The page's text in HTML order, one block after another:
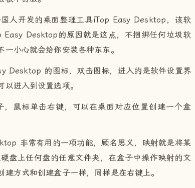
人开发的桌面整理工具iTop Easy Desktop，该软
Desktop的原因就是这点，不捆绑任何垃圾软
小心就会给你安装各种东东。
Desktop 的图标，双击图标，进入的是软件设置界
进入到设置选项。
鼠标单击右键，可以在桌面对应位置创建一个盒
非常有用的一项功能，顾名思义，映射就是将某
盘上任何盘的任意文件夹，在盒子中操作映射的文
方式和创建盒子一样，同样是在右键上。